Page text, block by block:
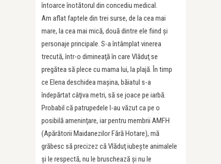
întoarce înotătorul din concediu medical.
Am aflat faptele din trei surse, de la cea mai
mare, la cea mai mică, două dintre ele fiind şi
personaje principale. S-a întâmplat vinerea
trecută, într-o dimineaţă în care Vlăduţ se
pregătea să plece cu mama lui, la plajă. În timp
ce Elena deschidea maşina, băiatul s-a
îndepărtat câţiva metri, să se joace pe iarbă.
Probabil că patrupedele l-au văzut ca pe o
posibilă ameninţare, iar pentru membrii AMFH
(Apărătorii Maidanezilor Fără Hotare), mă
grăbesc să precizez că Vlăduţ iubeşte animalele
şi le respectă, nu le bruschează şi nu le